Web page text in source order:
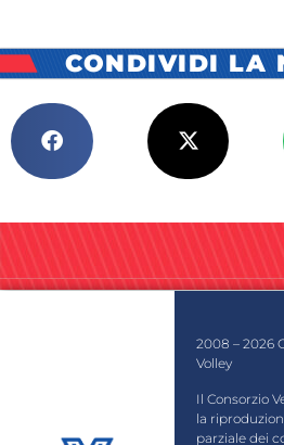
CONDIVIDI LA
2008 – 2026
Volley
Il Consorzio
la
parziale dei